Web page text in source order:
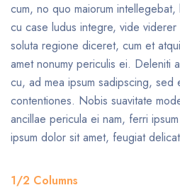
cum, no quo maiorum
cu case ludus integre, vide
soluta regione diceret, cum et
amet nonumy periculis ei. Deleniti
cu, ad mea ipsum sadipscing, sed
contentiones. Nobis suavitate
ancillae pericula ei nam, ferri
ipsum dolor sit amet, feugiat
1/2 Columns